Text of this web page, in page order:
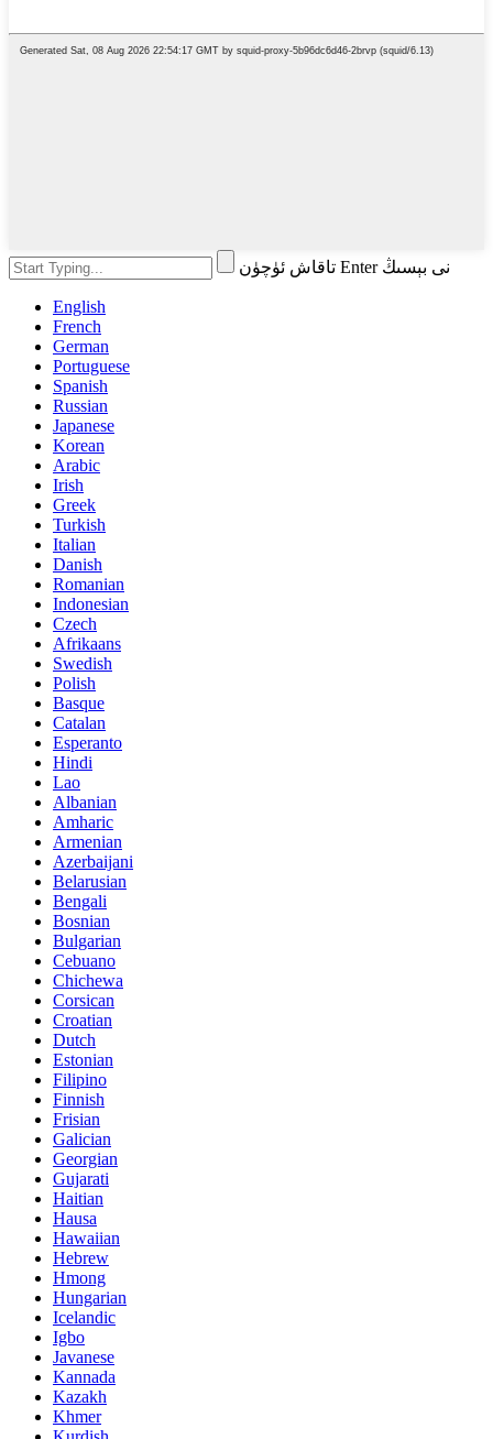
تاقاش ئۈچۈن Enter نى بېسىڭ
English
French
German
Portuguese
Spanish
Russian
Japanese
Korean
Arabic
Irish
Greek
Turkish
Italian
Danish
Romanian
Indonesian
Czech
Afrikaans
Swedish
Polish
Basque
Catalan
Esperanto
Hindi
Lao
Albanian
Amharic
Armenian
Azerbaijani
Belarusian
Bengali
Bosnian
Bulgarian
Cebuano
Chichewa
Corsican
Croatian
Dutch
Estonian
Filipino
Finnish
Frisian
Galician
Georgian
Gujarati
Haitian
Hausa
Hawaiian
Hebrew
Hmong
Hungarian
Icelandic
Igbo
Javanese
Kannada
Kazakh
Khmer